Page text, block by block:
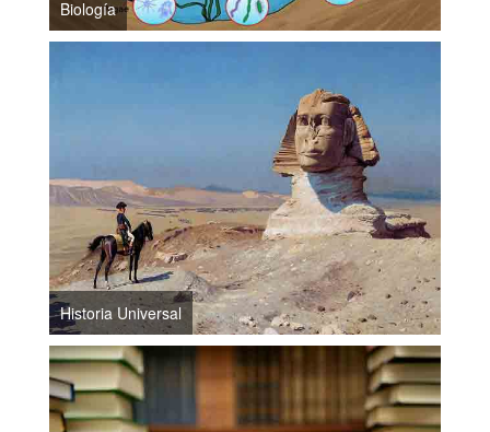
Biología
Historia Universal